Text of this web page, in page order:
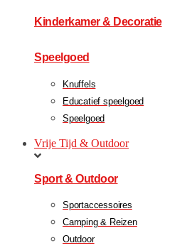
Kinderkamer & Decoratie
Speelgoed
Knuffels
Educatief speelgoed
Speelgoed
Vrije Tijd & Outdoor
Sport & Outdoor
Sportaccessoires
Camping & Reizen
Outdoor